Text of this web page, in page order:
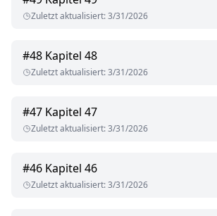
Zuletzt aktualisiert:3/31/2026
#48 Kapitel 48
Zuletzt aktualisiert:3/31/2026
#47 Kapitel 47
Zuletzt aktualisiert:3/31/2026
#46 Kapitel 46
Zuletzt aktualisiert:3/31/2026